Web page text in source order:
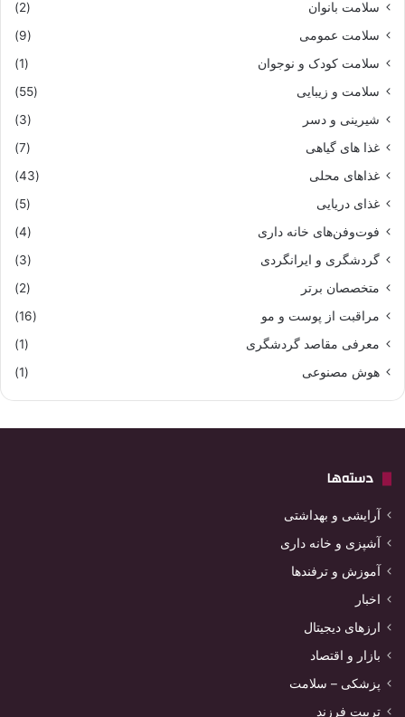
سلامت بانوان
(2)
سلامت عمومی
(9)
سلامت کودک و نوجوان
(1)
سلامت و زیبایی
(55)
شیرینی و دسر
(3)
غذا های گیاهی
(7)
غذاهای محلی
(43)
غذای دریایی
(5)
فوت‌وفن‌های خانه داری
(4)
گردشگری و ایرانگردی
(3)
متخصصان برتر
(2)
مراقبت از پوست و مو
(16)
معرفی مقاصد گردشگری
(1)
هوش مصنوعی
(1)
دسته‌ها
آرایشی و بهداشتی
آشپزی و خانه داری
آموزش و ترفندها
اخبار
ارزهای دیجیتال
بازار و اقتصاد
پزشکی – سلامت
تربیت فرزند